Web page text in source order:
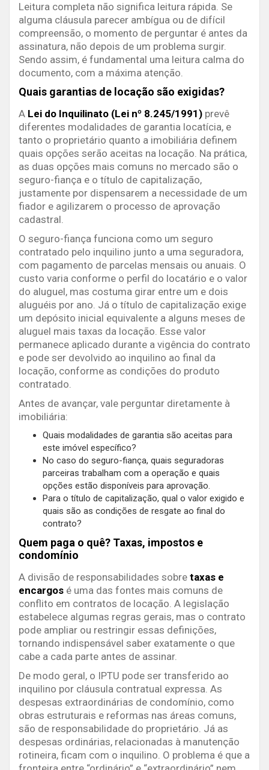
Leitura completa não significa leitura rápida. Se
alguma cláusula parecer ambígua ou de difícil
compreensão, o momento de perguntar é antes da
assinatura, não depois de um problema surgir.
Sendo assim, é fundamental uma leitura calma do
documento, com a máxima atenção.
Quais garantias de locação são exigidas?
A Lei do Inquilinato (Lei nº 8.245/1991) prevê
diferentes modalidades de garantia locatícia, e
tanto o proprietário quanto a imobiliária definem
quais opções serão aceitas na locação. Na prática,
as duas opções mais comuns no mercado são o
seguro-fiança e o título de capitalização,
justamente por dispensarem a necessidade de um
fiador e agilizarem o processo de aprovação
cadastral.
O seguro-fiança funciona como um seguro
contratado pelo inquilino junto a uma seguradora,
com pagamento de parcelas mensais ou anuais. O
custo varia conforme o perfil do locatário e o valor
do aluguel, mas costuma girar entre um e dois
aluguéis por ano. Já o título de capitalização exige
um depósito inicial equivalente a alguns meses de
aluguel mais taxas da locação. Esse valor
permanece aplicado durante a vigência do contrato
e pode ser devolvido ao inquilino ao final da
locação, conforme as condições do produto
contratado.
Antes de avançar, vale perguntar diretamente à
imobiliária:
Quais modalidades de garantia são aceitas para
este imóvel específico?
No caso do seguro-fiança, quais seguradoras
parceiras trabalham com a operação e quais
opções estão disponíveis para aprovação.
Para o título de capitalização, qual o valor exigido e
quais são as condições de resgate ao final do
contrato?
Quem paga o quê? Taxas, impostos e
condomínio
A divisão de responsabilidades sobre taxas e
encargos é uma das fontes mais comuns de
conflito em contratos de locação. A legislação
estabelece algumas regras gerais, mas o contrato
pode ampliar ou restringir essas definições,
tornando indispensável saber exatamente o que
cabe a cada parte antes de assinar.
De modo geral, o IPTU pode ser transferido ao
inquilino por cláusula contratual expressa. As
despesas extraordinárias de condomínio, como
obras estruturais e reformas nas áreas comuns,
são de responsabilidade do proprietário. Já as
despesas ordinárias, relacionadas à manutenção
rotineira, ficam com o inquilino. O problema é que a